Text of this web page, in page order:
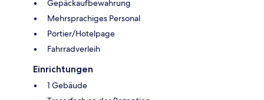
Gepäckaufbewahrung
Mehrsprachiges Personal
Portier/Hotelpage
Fahrradverleih
Einrichtungen
1 Gebäude